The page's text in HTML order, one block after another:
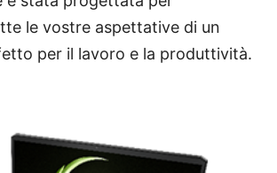
le vostre aspettative di un
per il lavoro e la produttività.